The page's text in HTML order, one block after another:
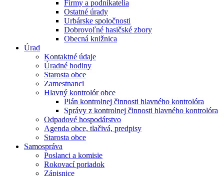
Firmy a podnikatelia
Ostatné úrady
Urbárske spoločnosti
Dobrovoľné hasičské zbory
Obecná knižnica
Úrad
Kontaktné údaje
Úradné hodiny
Starosta obce
Zamestnanci
Hlavný kontrolór obce
Plán kontrolnej činnosti hlavného kontrolóra
Správy z kontrolnej činnosti hlavného kontrolóra
Odpadové hospodárstvo
Agenda obce, tlačivá, predpisy
Starosta obce
Samospráva
Poslanci a komisie
Rokovací poriadok
Zápisnice